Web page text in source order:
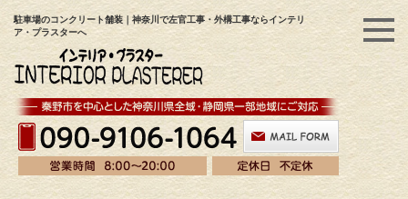
駐車場のコンクリート舗装｜神奈川で左官工事・外構工事ならインテリ
ア・プラスターへ